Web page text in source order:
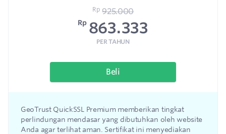
Rp 925.000
Rp 863.333
PER TAHUN
Beli
GeoTrust QuickSSL Premium memberikan tingkat
perlindungan mendasar yang dibutuhkan oleh website
Anda agar terlihat aman. Sertifikat ini menyediakan